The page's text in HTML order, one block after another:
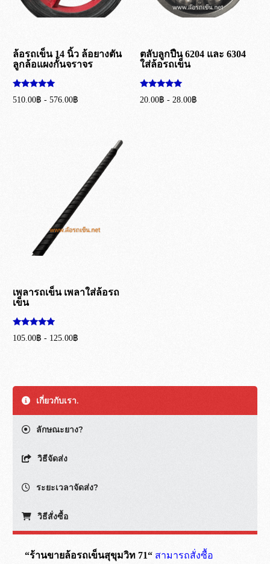
ล้อรถเข็น 14 นิ้ว ล้อยางตัน
ลูกล้อแผงกั้นจราจร
ให้คะแนน
5.00
510.00฿ -576.00฿
ตลับลูกปืน 6204 และ 6304
ใส่ล้อรถเข็น
ให้คะแนน
5.00
20.00฿ -28.00฿
เพลารถเข็น เพลาใส่ล้อรถ
เข็น
ให้คะแนน
5.00
105.00฿ - 125.00฿
เกี่ยวกับเรา.
ลักษณะยาง?
วิธีจัดส่ง
ระยะเวลาจัดส่ง?
วิธีสั่งซื้อ
“ร้านขายล้อรถเข็นสุขุมวิท 71“ สามารถสั่งซื้อ